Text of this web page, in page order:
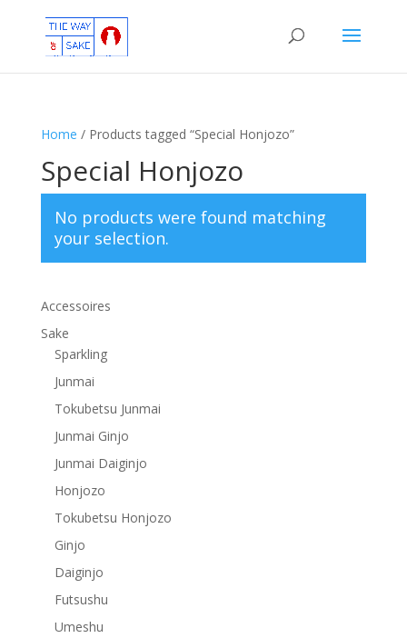
Home / Products tagged “Special Honjozo”
Special Honjozo
No products were found matching
your selection.
Accessoires
Sake
Sparkling
Junmai
Tokubetsu Junmai
Junmai Ginjo
Junmai Daiginjo
Honjozo
Tokubetsu Honjozo
Ginjo
Daiginjo
Futsushu
Umeshu